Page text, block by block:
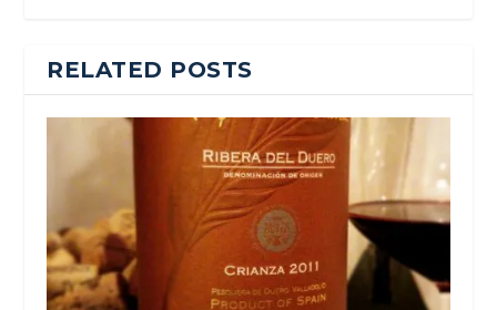
RELATED POSTS